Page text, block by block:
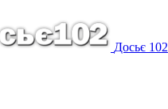
Досьє 102